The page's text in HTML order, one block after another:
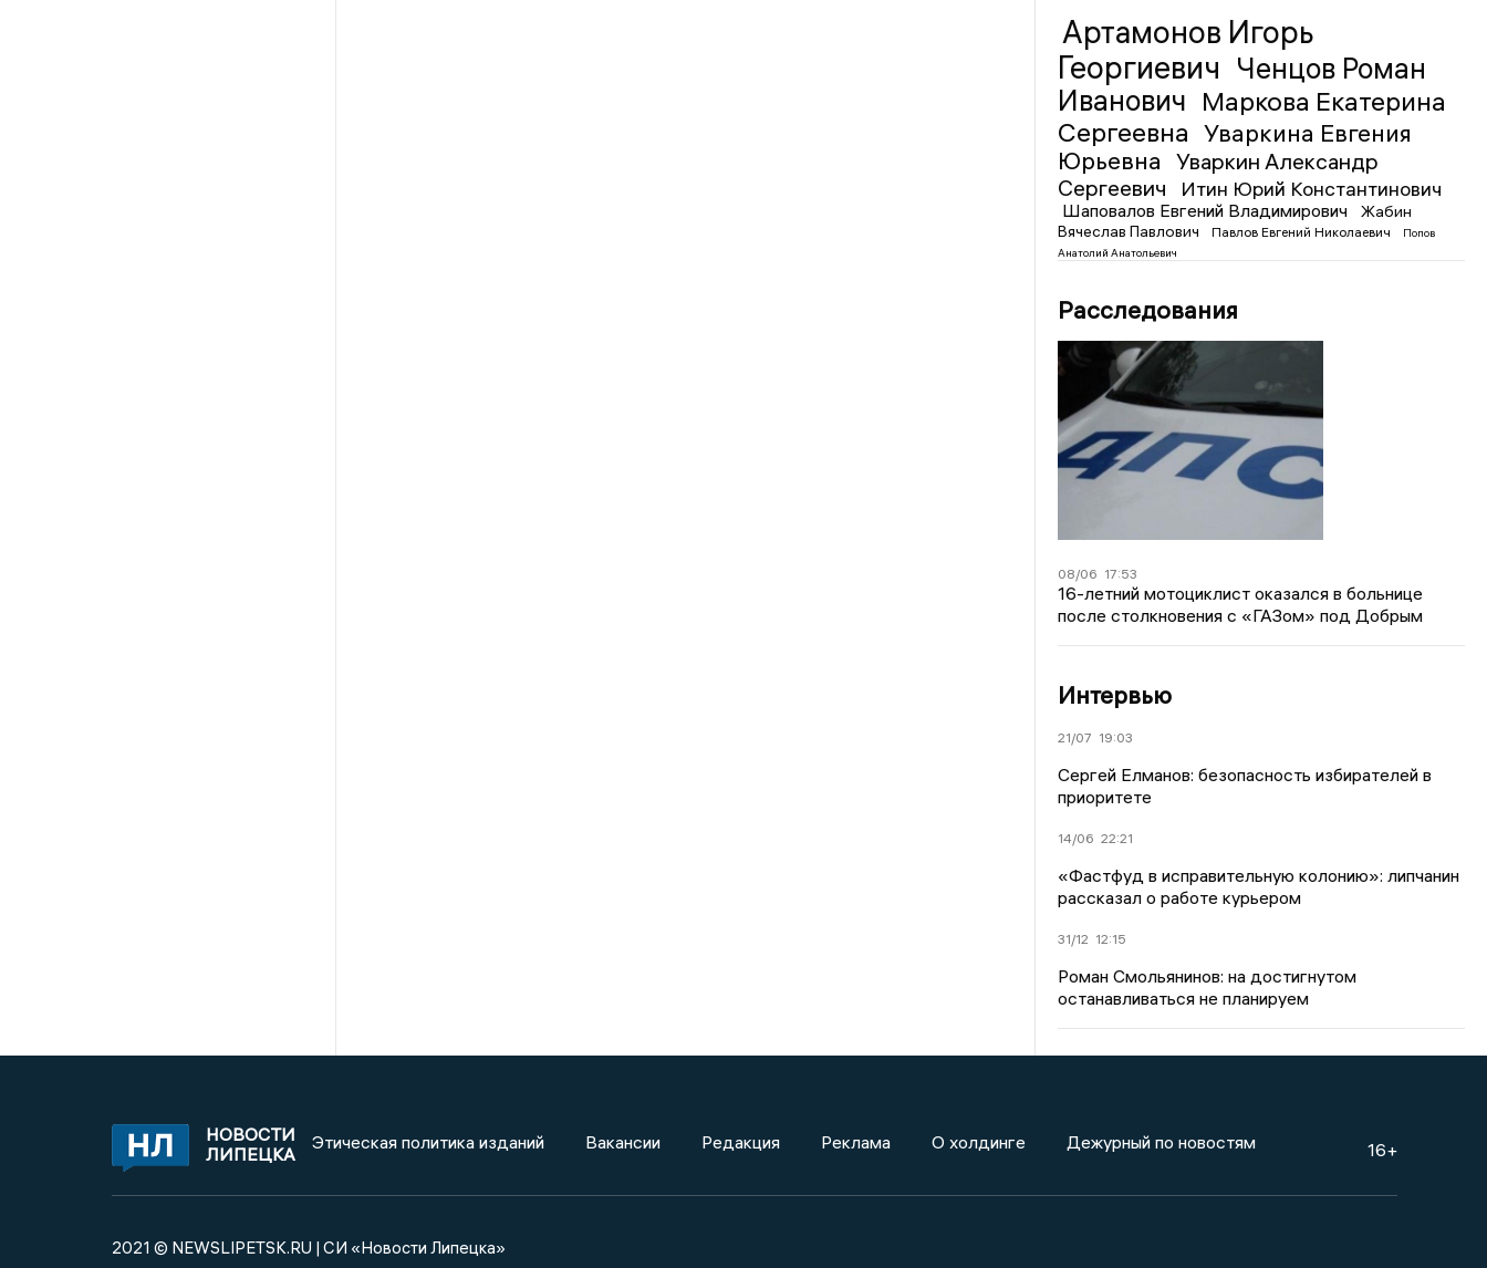
Артамонов Игорь
Георгиевич Ченцов Роман
Иванович Маркова Екатерина
Сергеевна Уваркина Евгения
Юрьевна
Уваркин Александр
Сергеевич
Итин Юрий Константинович
Шаповалов Евгений Владимирович
Жабин
Вячеслав Павлович
Павлов Евгений Николаевич
Попов
Анатолий Анатольевич
Расследования
08/06 17:53
16-летний мотоциклист оказался в больнице
после столкновения с «ГАЗом» под Добрым
Интервью
21/07 19:03
Сергей Елманов: безопасность избирателей в
приоритете
14/06 22:21
«Фастфуд в исправительную колонию»: липчанин
рассказал о работе курьером
31/12 12:15
Роман Смольянинов: на достигнутом
останавливаться не планируем
НОВОСТИ
ЛИПЕЦКА
Этическая политика изданий Вакансии Редакция Реклама О холдинге Дежурный по новостям 16+
2021 © NEWSLIPETSK.RU | СИ «Новости Липецка»